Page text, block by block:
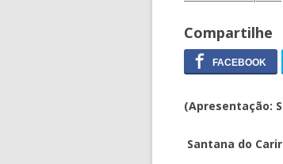
Compartilhe
(Apresentação:
Santana do